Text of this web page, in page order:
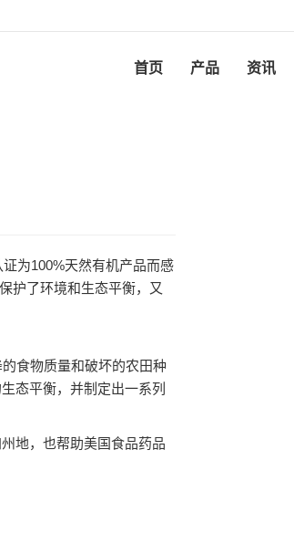
首页 产品 资讯
为100%天然有机产品而感
护了环境和生态平衡，又
食物质量和破坏的农田种
态平衡，并制定出一系列
地，也帮助美国食品药品